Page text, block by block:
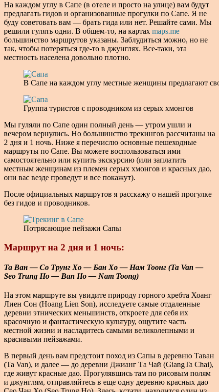
На каждом углу в Сапе (в отеле и просто на улице) вам будут
предлагать гидов и организованные прогулки по Сапе. Я не
буду советовать вам — брать гида или нет. Решайте сами. Мы
решили гулять одни. В общем-то, на картах maps.me
большинство маршрутов указаны. Заблудиться можно, но не
так, чтобы потеряться где-то в джунглях. Все-таки, эта
местность населена довольно плотно.
В Сапе на каждом углу местные женщины предлагают
Группа туристов с проводником из серых хмонгов
Мы гуляли по Сапе один полный день — утром ушли и
вечером вернулись. Но большинство трекингов рассчитаны на
2 дня и 1 ночь. Ниже я перечислю основные пешеходные
маршруты по Сапе. Вы можете воспользоваться ими
самостоятельно или купить экскурсию (или заплатить
местным женщинам из племен серых хмонгов и красных дао,
они вас везде проведут и все покажут).
После официальных маршрутов я расскажу о нашей прогулке
без гидов и проводников.
Потрясающие пейзажи Сапы
Маршрут на 2 дня и 1 ночь:
Та Ван — Со Трунг Хо — Бан Хо — Нам Тоонг (Ta Van —
Seo Trung Ho — Ban Ho — Nam Toong)
На этом маршруте вы увидите природу горного хребта Хоанг
Лиен Сон (Hoang Lien Son), исследуете самые отдаленные
деревни этнических меньшинств, откроете для себя их
красочную и фантастическую культуру, ощутите часть
местной жизни и насладитесь самыми великолепными и
красивыми пейзажами.
В первый день вам предстоит поход из Сапы в деревню Таван
(Ta Van), и далее — до деревни Джианг Та Чай (GiangTa Chai),
где живут красные дао. Прогулявшись там по рисовым полям
и джунглям, отправляйтесь в еще одну деревню красных дао